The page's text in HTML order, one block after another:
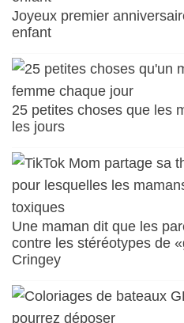
Joyeux premier
enfant
25 petites choses que les
les jours
Une maman dit que les
contre les stéréotypes de
Cringey